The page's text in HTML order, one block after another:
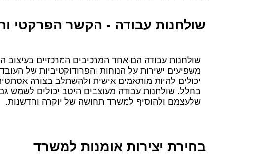
שולחנות עבודה - הקשר הפרקטי
שולחנות עבודה הם אחד המרכיבים המרכזיים בעיצוב
משפיעים ישירות על הנוחות והפרודוקטיביות של
יכולים להיות מותאמים אישית ולהשתלב בצורה
בחלל. שולחנות עבודה מעוצבים היטב יכולים לשמש גם
שלעצמם ולהוסיף למשרד תחושה של יוקרה וחדשנות.
בחירת יצירות אומנות למשרד